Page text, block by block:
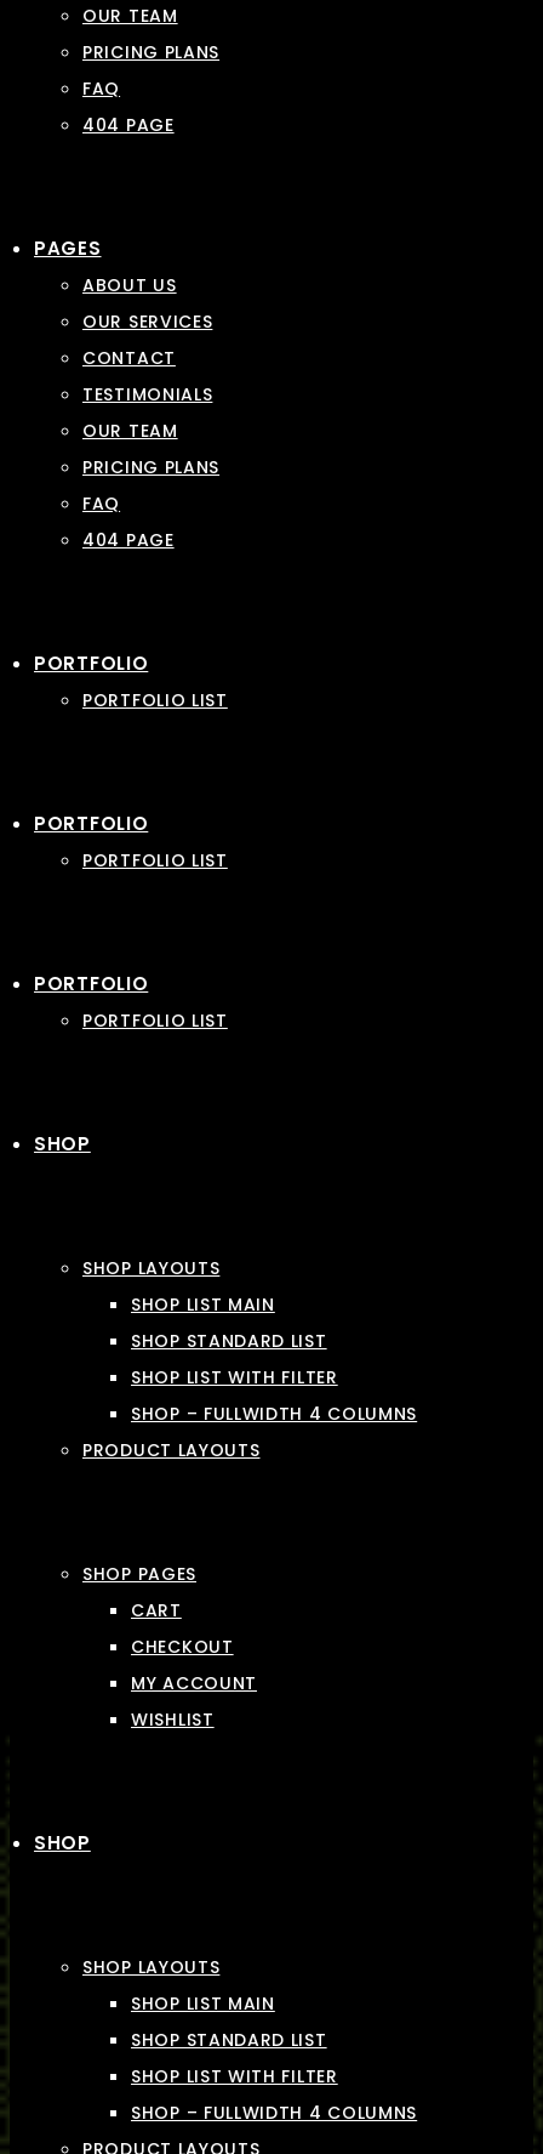
OUR TEAM
PRICING PLANS
FAQ
404 PAGE
PAGES
ABOUT US
OUR SERVICES
CONTACT
TESTIMONIALS
OUR TEAM
PRICING PLANS
FAQ
404 PAGE
PORTFOLIO
PORTFOLIO LIST
PORTFOLIO
PORTFOLIO LIST
PORTFOLIO
PORTFOLIO LIST
SHOP
SHOP LAYOUTS
SHOP LIST MAIN
SHOP STANDARD LIST
SHOP LIST WITH FILTER
SHOP – FULLWIDTH 4 COLUMNS
PRODUCT LAYOUTS
SHOP PAGES
CART
CHECKOUT
MY ACCOUNT
WISHLIST
SHOP
SHOP LAYOUTS
SHOP LIST MAIN
SHOP STANDARD LIST
SHOP LIST WITH FILTER
SHOP – FULLWIDTH 4 COLUMNS
PRODUCT LAYOUTS